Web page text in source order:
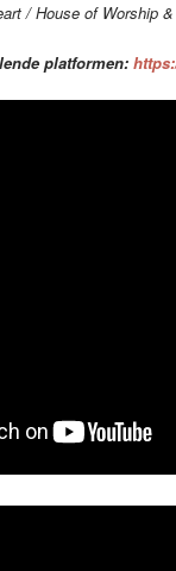
/ House of Worship
platformen: